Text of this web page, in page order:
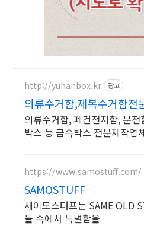
http://yuhanbox.kr 광고
의류수거함,제복수거함전
의류수거함, 폐건전지함, 분전
박스 등 금속박스 전문제작업
https://www.samostuff.com/
SAMOSTUFF
세이모스터프는 SAME OLD
들 속에서 특별함을